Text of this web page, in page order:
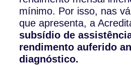
mínimo. Por isso, nas
que apresenta, a
subsídio de
rendimento auferido
diagnóstico.